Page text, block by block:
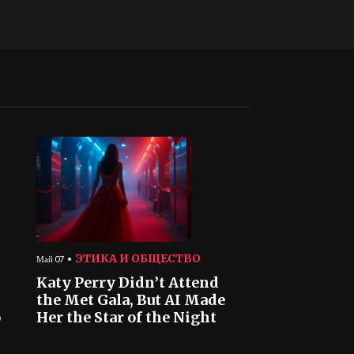
Май 07 ЭТИКА И ОБЩЕСТВО
Katy Perry Didn’t Attend
the Met Gala, But AI Made
Her the Star of the Night